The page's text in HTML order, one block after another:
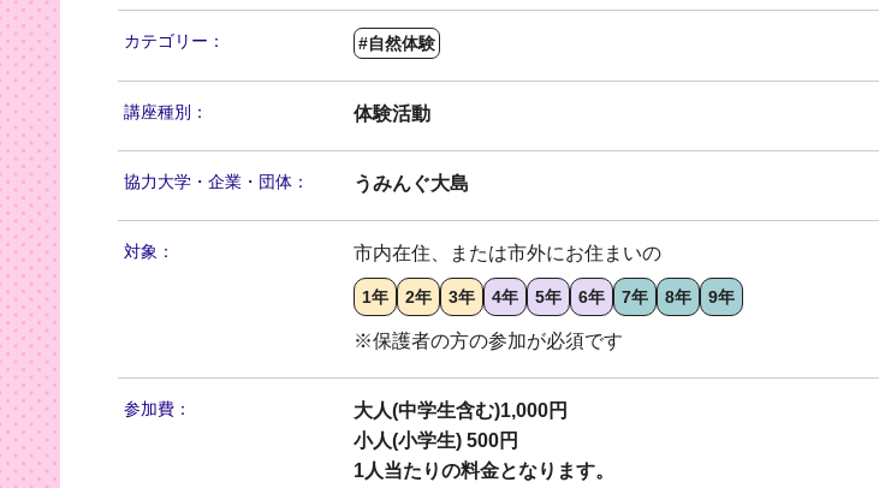
カテゴリー： #自然体験
講座種別： 体験活動
協力大学・ 企業・団体： うみんぐ大島
対象： 市内在住、または市外にお住まいの
1年 2年 3年 4年 5年 6年 7年 8年 9年
※保護者の方の参加が必須です
参加費：
大人(中学生含む)1,000円
小人(小学生) 500円
1人当たりの料金となります。